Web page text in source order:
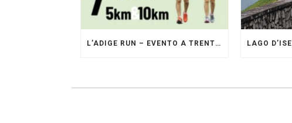
L’ADIGE RUN – EVENTO A TRENTO GESTITO DAI PACERS GLI ORIGINALI